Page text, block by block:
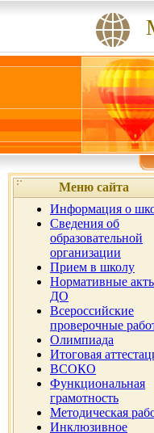
Меню сайта
Информация о
Сведения об
образовательной
организации
Прием в школу
Нормативные
ДО
Всероссийские
проверочные
Олимпиада
Итоговая
ВСОКО
Функциональная
грамотность
Методическая
Инклюзивное